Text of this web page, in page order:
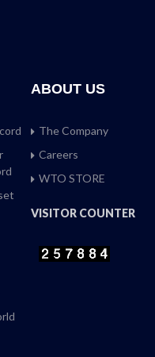
ABOUT US
The Company
Careers
WTO STORE
VISITOR COUNTER